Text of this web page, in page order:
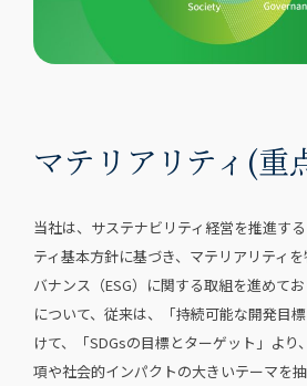
マテリアリティ(重
当社は、サステナビリティ経営を推進す
ティ基本方針に基づき、マテリアリティ
バナンス（ESG）に関する取組を進めて
について、従来は、「持続可能な開発目
けて、「SDGsの目標とターゲット」よ
項や社会的インパクトの大きいテーマを